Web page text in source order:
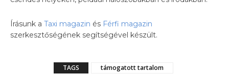
Írásunk a Taxi magazin és Férfi magazin
szerkesztőségének segítségével készült.
TAGS támogatott tartalom